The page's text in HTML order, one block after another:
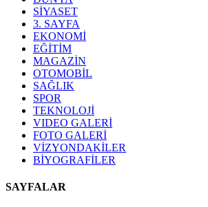
SİYASET
3. SAYFA
EKONOMİ
EĞİTİM
MAGAZİN
OTOMOBİL
SAĞLIK
SPOR
TEKNOLOJİ
VIDEO GALERİ
FOTO GALERİ
VİZYONDAKİLER
BİYOGRAFİLER
SAYFALAR